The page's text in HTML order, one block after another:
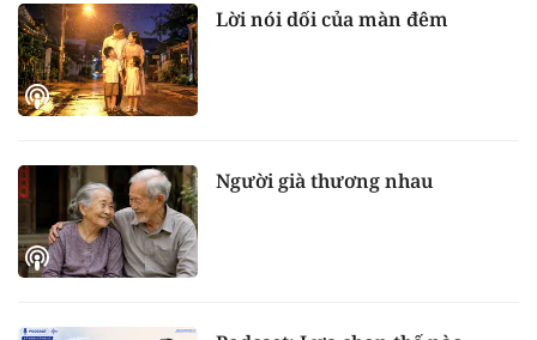
Lời nói dối của màn đêm
Người già thương nhau